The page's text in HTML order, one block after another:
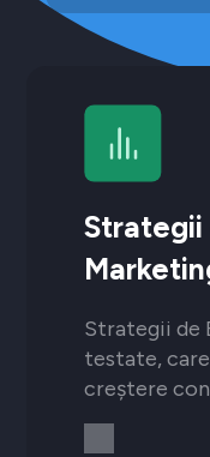
Strategii
Strategii de
testate,
creștere